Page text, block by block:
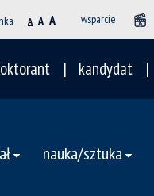
A A A wsparcie
kandydat
nauka/sztuka